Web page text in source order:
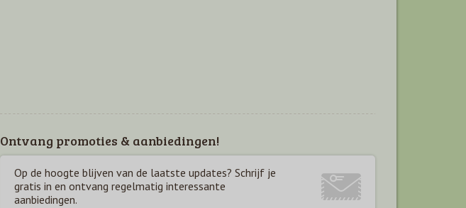
Ontvang promoties & aanbiedingen!
Op de hoogte blijven van de laatste updates? Schrijf je
gratis in en ontvang regelmatig interessante
aanbiedingen.